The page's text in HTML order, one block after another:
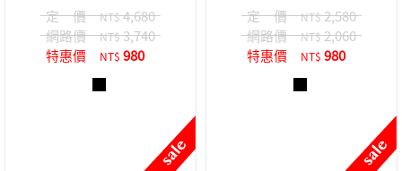
定 價 NT$4,680
網路價
NT$3,740
特惠價
NT$ 980
定 價 NT$2,580
網路價
NT$2,060
特惠價
NT$ 980